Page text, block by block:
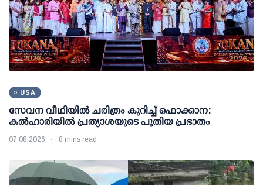
USA
സേവന വീഥിയില്‍ ചരിത്രം കുറിച്ച് ഫൊക്കാന:
കല്‍ഹാരിയില്‍ പ്രത്യാശയുടെ പുതിയ പ്രഭാതം
07 08 2026 8 mins read